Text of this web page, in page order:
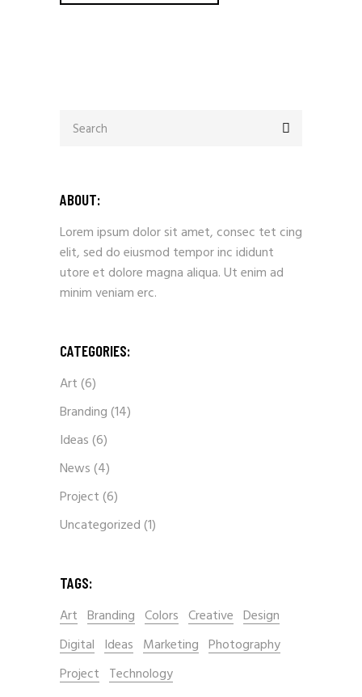
ABOUT:
Lorem ipsum dolor sit amet, consec tet cing
elit, sed do eiusmod tempor inc ididunt
utore et dolore magna aliqua. Ut enim ad
minim veniam erc.
CATEGORIES:
Art(6)
Branding(14)
Ideas(6)
News(4)
Project(6)
Uncategorized(1)
TAGS:
Art Branding Colors Creative Design
Digital Ideas Marketing Photography
Project Technology